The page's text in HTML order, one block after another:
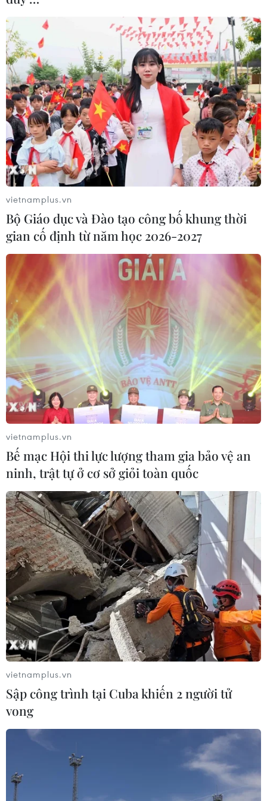
vietnamplus.vn
Bộ Giáo dục và Đào tạo công bố khung thời
gian cố định từ năm học 2026-2027
vietnamplus.vn
Bế mạc Hội thi lực lượng tham gia bảo vệ an
ninh, trật tự ở cơ sở giỏi toàn quốc
vietnamplus.vn
Sập công trình tại Cuba khiến 2 người tử
vong